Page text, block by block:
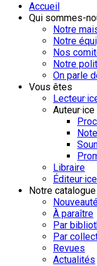
Accueil
Qui sommes-
Notre
Notre
Nos
Notre
On parle
Vous êtes
Auteur·ice
Libraire
Notre catalogue
À paraître
Par
Par
Revues
Actualités